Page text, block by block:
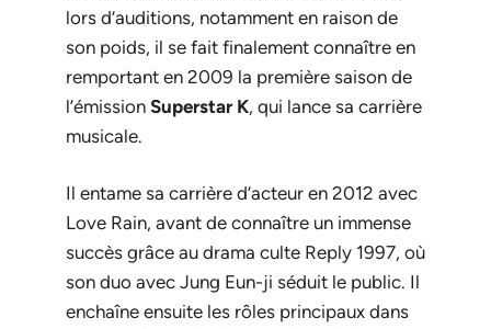
lors d’auditions, notamment en raison de
son poids, il se fait finalement connaître en
remportant en 2009 la première saison de
l’émission Superstar K, qui lance sa carrière
musicale.
Il entame sa carrière d’acteur en 2012 avec
Love Rain, avant de connaître un immense
succès grâce au drama culte Reply 1997, où
son duo avec Jung Eun-ji séduit le public. Il
enchaîne ensuite les rôles principaux dans